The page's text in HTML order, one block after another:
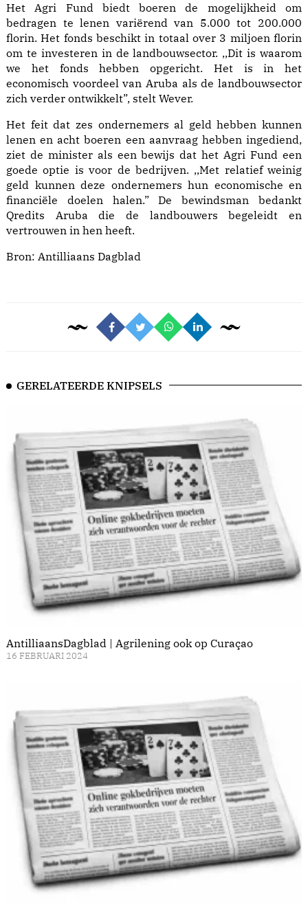
Het Agri Fund biedt boeren de mogelijkheid om
bedragen te lenen variërend van 5.000 tot 200.000
florin. Het fonds beschikt in totaal over 3 miljoen florin
om te investeren in de landbouwsector. ,,Dit is waarom
we het fonds hebben opgericht. Het is in het
economisch voordeel van Aruba als de landbouwsector
zich verder ontwikkelt”, stelt Wever.
Het feit dat zes ondernemers al geld hebben kunnen
lenen en acht boeren een aanvraag hebben ingediend,
ziet de minister als een bewijs dat het Agri Fund een
goede optie is voor de bedrijven. ,,Met relatief weinig
geld kunnen deze ondernemers hun economische en
financiële doelen halen.” De bewindsman bedankt
Qredits Aruba die de landbouwers begeleidt en
vertrouwen in hen heeft.
Bron: Antilliaans Dagblad
GERELATEERDE KNIPSELS
AntilliaansDagblad | Agrilening ook op Curaçao
16 FEBRUARI 2024